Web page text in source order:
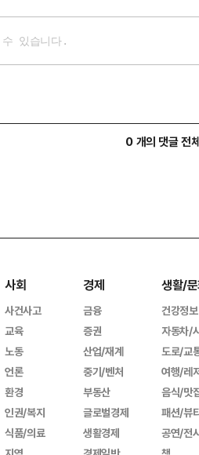
0 개의 댓글 전
사회
사건사고
교육
노동
언론
환경
인권/복지
식품/의료
경제
금융
증권
산업/재계
중기/벤처
부동산
글로벌경제
생활경제
생활/
건강정보
자동차/
도로/교
여행/레
음식/맛
패션/뷰
공연/전